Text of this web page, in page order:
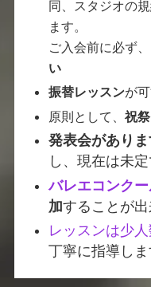
同、スタジオの
ます。
ご入会前に必ず、
い
振替レッスンが可
原則として、 祝
発表会がありま
し、現在は未定
バレエコンク
加することが
レッスンは少
丁寧に指導しま